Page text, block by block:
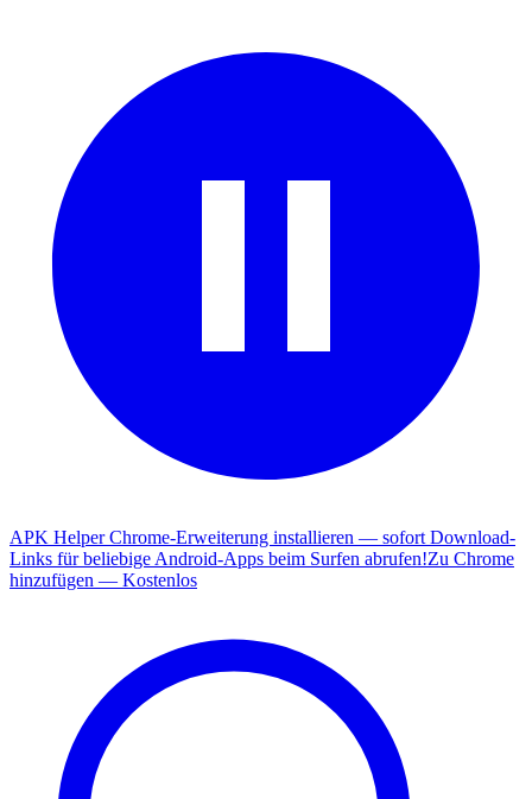
APK Helper Chrome-Erweiterung installieren — sofort Download-
Links für beliebige Android-Apps beim Surfen abrufen!Zu Chrome
hinzufügen — Kostenlos